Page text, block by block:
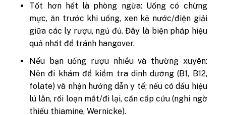
Tốt hơn hết là phòng ngừa: Uống có chừng
mực, ăn trước khi uống, xen kẽ nước/điện giải
giữa các ly rượu, ngủ đủ. Đây là biện pháp hiệu
quả nhất để tránh hangover.
Nếu bạn uống rượu nhiều và thường xuyên:
Nên đi khám để kiểm tra dinh dưỡng (B1, B12,
folate) và nhận hướng dẫn y tế; nếu có dấu hiệu
lú lẫn, rối loạn mắt/đi lại, cần cấp cứu (nghi ngờ
thiếu thiamine, Wernicke).